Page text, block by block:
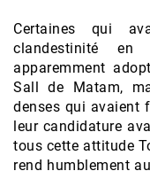
Certaines qui
clandestinité
apparemment
Sall de Matam,
denses qui avaient
leur candidature
tous cette attitude
rend humblement